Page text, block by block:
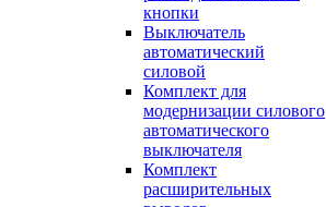
кнопки
Выключатель
автоматический
силовой
Комплект для
модернизации силового
автоматического
выключателя
Комплект
расширительных